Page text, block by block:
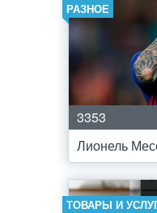
РАЗНОЕ
3353
Лионель
ТОВАРЫ И